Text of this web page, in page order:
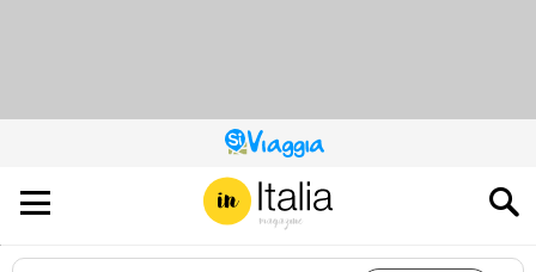
QUESTO
SITO
CONTRIBUISCE
ALL’AUDIENCE
DI